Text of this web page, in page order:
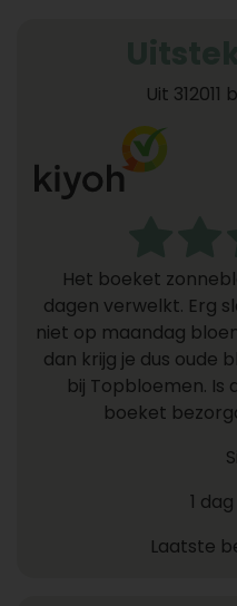
Uit
Het boeket
dagen verwelkt. Erg
niet op maandag
dan krijg je dus oude
bij Topbloemen. Is
boeket
1
Laatste